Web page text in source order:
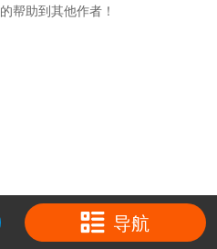
帮助到其他作者！
导航